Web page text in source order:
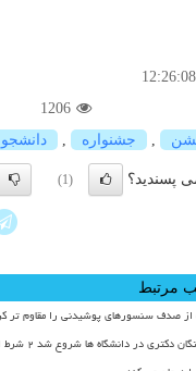
12:26:08
1206
جشنواره دانشجو
پسندید؟ (1)
مرتبط
صدف سنسورهای پوشیدنی را مقاوم تر
در دانشگاه ها شروع شد ۲ شرط اصلی جذب